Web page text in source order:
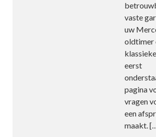
vaste
uw
oldtimer
eerst
pagina
vragen
een
maakt.